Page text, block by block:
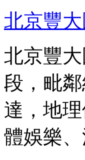
北京豐
北京豐
段，毗
達，地
體娛樂